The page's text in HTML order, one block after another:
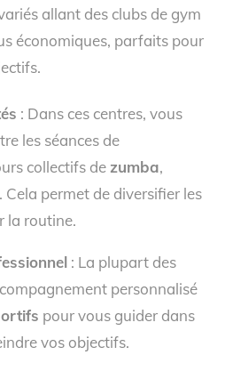
allant des clubs de gym
économiques, parfaits pour
: Dans ces centres, vous
les séances de
collectifs de zumba,
Cela permet de diversifier les
la routine.
: La plupart des
personnalisé
pour vous guider dans
vos objectifs.